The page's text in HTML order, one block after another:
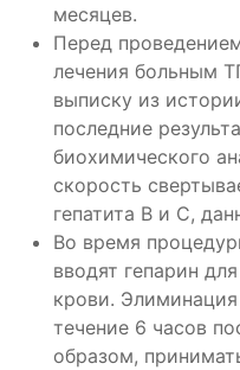
месяцев.
Перед
лечения больным
выписку из
последние
биохимического
скорость
гепатита В и С,
Во время
вводят гепарин
крови. Элиминация
течение 6 часов
образом,